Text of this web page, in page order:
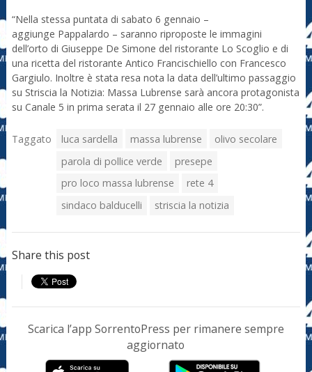
“Nella stessa puntata di sabato 6 gennaio –
aggiunge Pappalardo – saranno riproposte le immagini
dell’orto di Giuseppe De Simone del ristorante Lo Scoglio e di
una ricetta del ristorante Antico Francischiello con Francesco
Gargiulo. Inoltre è stata resa nota la data dell’ultimo passaggio
su Striscia la Notizia: Massa Lubrense sarà ancora protagonista
su Canale 5 in prima serata il 27 gennaio alle ore 20:30”.
Taggato luca sardella massa lubrense
olivo secolare
parola di pollice verde
presepe
pro loco massa lubrense
rete 4
sindaco balducelli
striscia la notizia
Share this post
Scarica l’app SorrentoPress per rimanere sempre
aggiornato